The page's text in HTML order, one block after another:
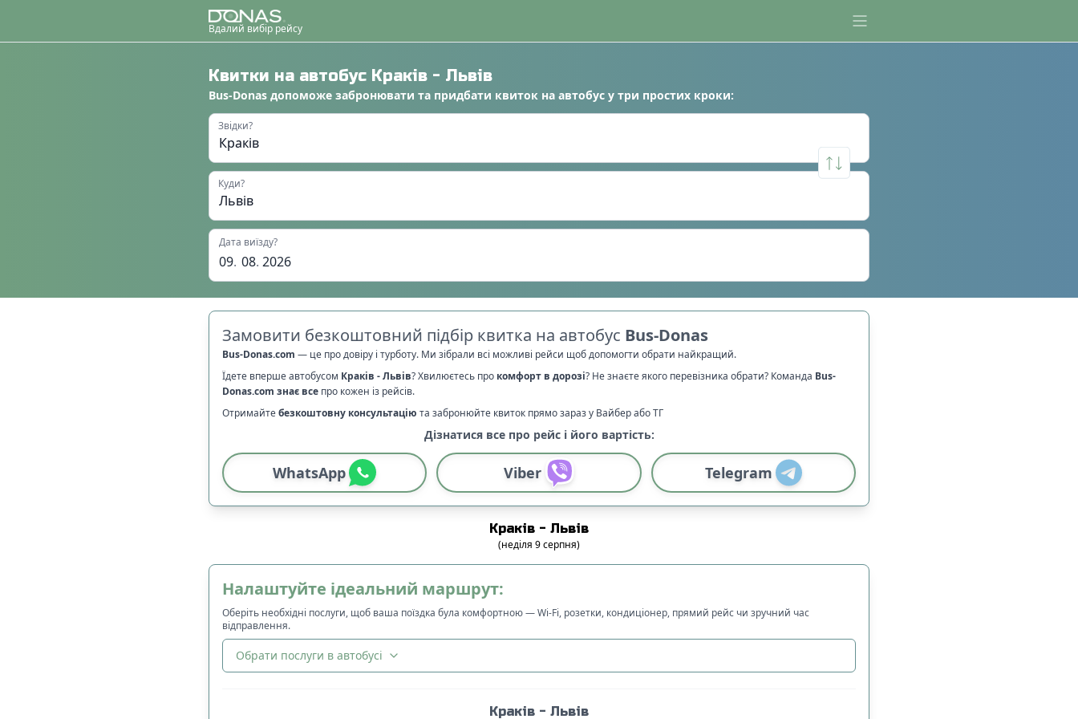
Вдалий вибір рейсу
Квитки на автобус Краків - Львів
Bus-Donas допоможе забронювати та придбати квиток на автобус у три простих кроки:
Звідки?
Куди?
Дата виїзду?
09. 08. 2026
Замовити безкоштовний підбір квитка на автобус Bus-Donas
Bus-Donas.com — це про довіру і турботу. Ми зібрали всі можливі рейси щоб допомогти обрати найкращий.
Їдете вперше автобусом Краків -Львів? Хвилюєтесь про комфорт в дорозі? Не знаєте якого перевізника обрати? Команда Bus-
Donas.com знає все про кожен із рейсів.
Отримайтебезкоштовну консультацію та забронюйте квиток прямо зараз у Вайбер або ТГ
Дізнатися все про рейс і його вартість:
WhatsApp Viber Telegram
Краків - Львів
(неділя 9серпня)
Налаштуйте ідеальний маршрут:
Оберіть необхідні послуги, щоб ваша поїздка була комфортною — Wi-Fi, розетки, кондиціонер, прямий рейс чи зручний час
відправлення.
Обрати послуги в автобусі
Краків - Львів